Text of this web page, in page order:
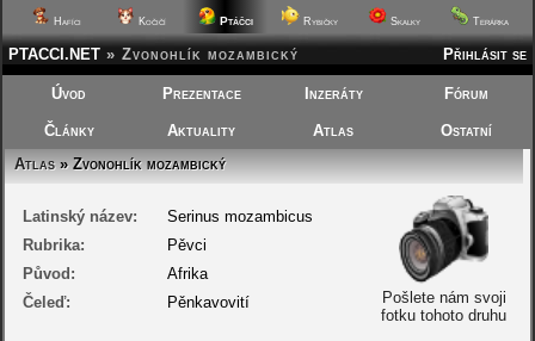
Hafíci Kočičí Ptáčci Rybičky Skalky Terárka
Přihlásit se
PTACCI.NET » Zvonohlík mozambický
Úvod Prezentace Inzeráty Fórum
Články Aktuality Atlas
Ostatní
Atlas» Zvonohlík mozambický
Pošlete nám svoji
fotku tohoto druhu
Latinský název:
Serinus mozambicus
Rubrika:
Pěvci
Původ:
Afrika
Čeleď:
Pěnkavovití